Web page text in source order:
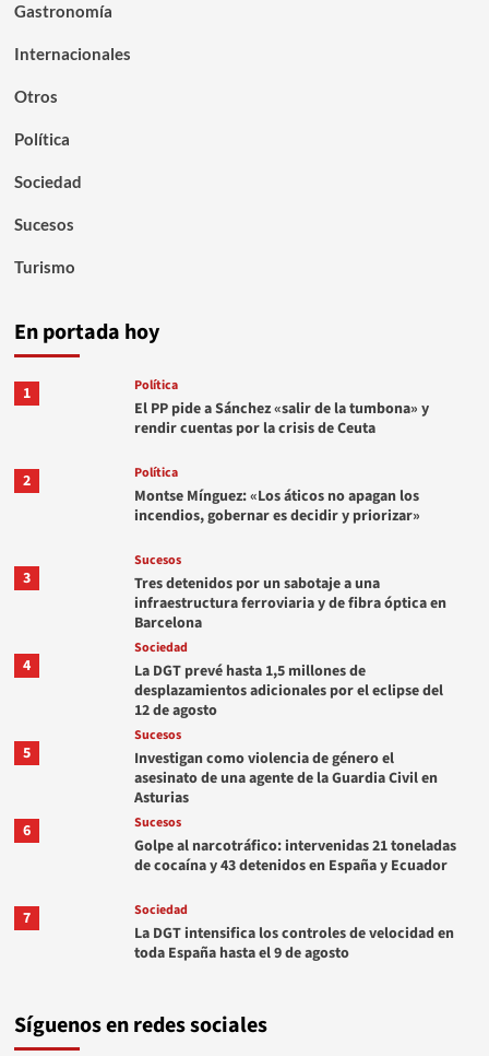
Gastronomía
Internacionales
Otros
Política
Sociedad
Sucesos
Turismo
En portada hoy
1 Política
El PP pide a Sánchez «salir de la tumbona» y
rendir cuentas por la crisis de Ceuta
2 Política
Montse Mínguez: «Los áticos no apagan los
incendios, gobernar es decidir y priorizar»
3
Sucesos
Tres detenidos por un sabotaje a una
infraestructura ferroviaria y de fibra óptica en
Barcelona
4
Sociedad
La DGT prevé hasta 1,5 millones de
desplazamientos adicionales por el eclipse del
12 de agosto
5
Sucesos
Investigan como violencia de género el
asesinato de una agente de la Guardia Civil en
Asturias
6
Sucesos
Golpe al narcotráfico: intervenidas 21 toneladas
de cocaína y 43 detenidos en España y Ecuador
7 Sociedad
La DGT intensifica los controles de velocidad en
toda España hasta el 9 de agosto
Síguenos en redes sociales